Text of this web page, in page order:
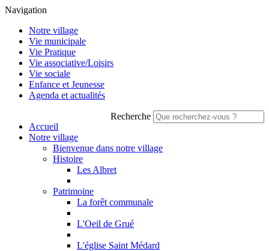
Navigation
Notre village
Vie municipale
Vie Pratique
Vie associative/Loisirs
Vie sociale
Enfance et Jeunesse
Agenda et actualités
Recherche
Accueil
Notre village
Bienvenue dans notre village
Histoire
Les Albret
Patrimoine
La forêt communale
L'Oeil de Grué
L'église Saint Médard